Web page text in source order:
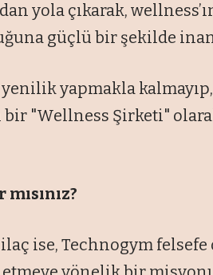
yola çıkarak,
güçlü bir şekilde
yapmakla
"Wellness Şirketi"
ise, Technogym felsefe